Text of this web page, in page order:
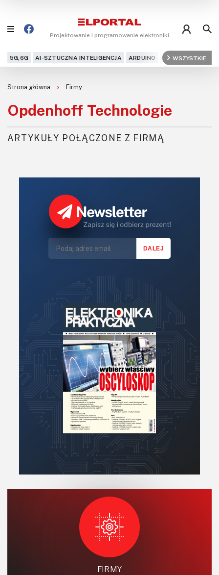
Projektowanie i programowanie elektroniki
5G,6G AI-SZTUCZNA INTELIGENCJA ARDUINO ARM AUDIO
WSZYSTKIE
Projekty
Dla Ciebie
KITy AVT
Kontakt
Archiwum
Do pobrania
Strona główna Firmy
Opdenhoff Technologie
ARTYKUŁY POŁĄCZONE Z FIRMĄ
FIRMY